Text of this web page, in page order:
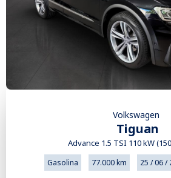
Volkswagen
Tiguan
Advance 1.5 TSI 110 kW
Gasolina 77.000 km 25 / 06 /